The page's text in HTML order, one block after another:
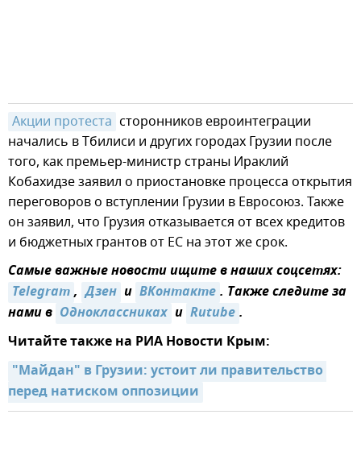
Акции протеста сторонников евроинтеграции
начались в Тбилиси и других городах Грузии после
того, как премьер-министр страны Ираклий
Кобахидзе заявил о приостановке процесса открытия
переговоров о вступлении Грузии в Евросоюз. Также
он заявил, что Грузия отказывается от всех кредитов
и бюджетных грантов от ЕС на этот же срок.
Самые важные новости ищите в наших соцсетях:
Telegram, Дзен и ВКонтакте. Также следите за
нами в Одноклассниках и Rutube.
Читайте также на РИА Новости Крым:
"Майдан" в Грузии: устоит ли правительство
перед натиском оппозиции